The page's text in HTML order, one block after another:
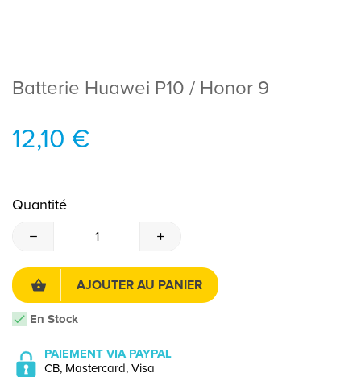
Batterie Huawei P10 / Honor 9
12,10 €
Quantité
AJOUTER AU PANIER
En Stock
PAIEMENT VIA PAYPAL
CB, Mastercard, Visa